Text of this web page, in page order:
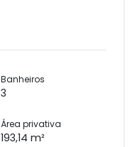
Banheiros
3
Área privativa
193,14 m²